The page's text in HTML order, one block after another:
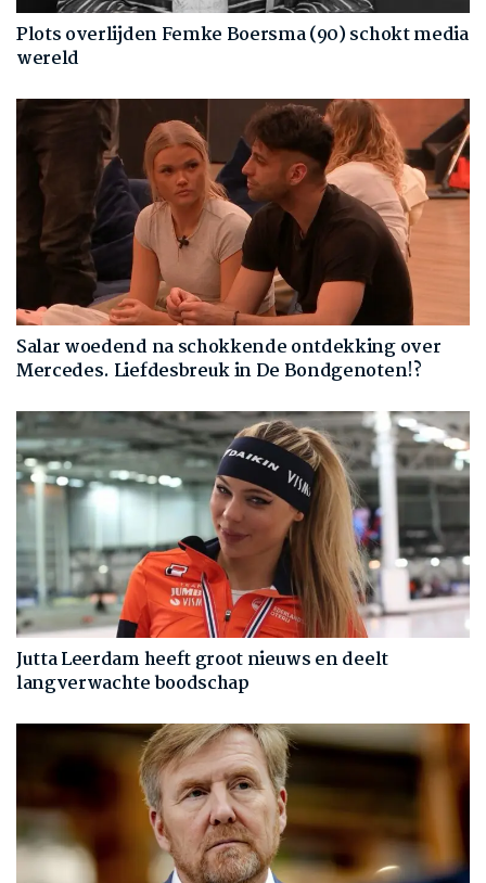
Plots overlijden Femke Boersma (90) schokt media
wereld
Salar woedend na schokkende ontdekking over
Mercedes. Liefdesbreuk in De Bondgenoten!?
Jutta Leerdam heeft groot nieuws en deelt
langverwachte boodschap